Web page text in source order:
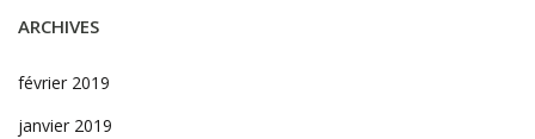
ARCHIVES
février 2019
janvier 2019